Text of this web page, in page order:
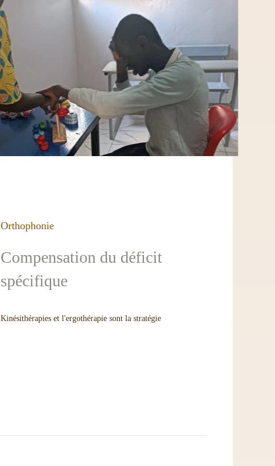
Orthophonie
Compensation du déficit
spécifique
Kinésithérapies et l'ergothérapie sont la stratégie